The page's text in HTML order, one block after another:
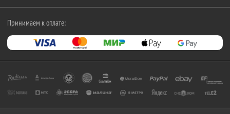
Принимаем к оплате: